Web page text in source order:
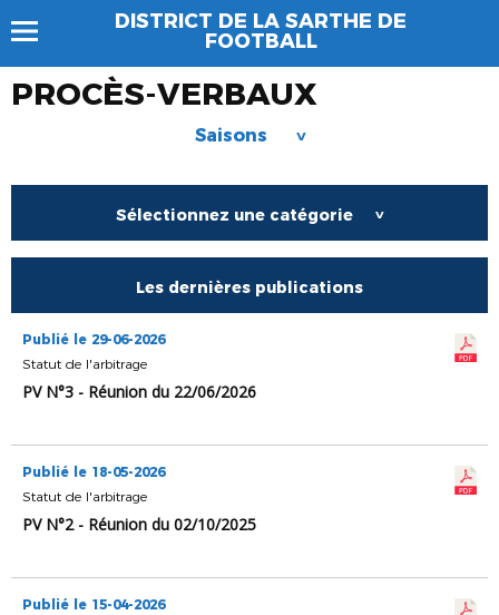
DISTRICT DE LA SARTHE DE
FOOTBALL
PROCÈS-VERBAUX
Saisons >
Sélectionnez une catégorie >
Les dernières publications
Publié le 29-06-2026
Statut de l'arbitrage
PV N°3 - Réunion du 22/06/2026
Publié le 18-05-2026
Statut de l'arbitrage
PV N°2 - Réunion du 02/10/2025
Publié le 15-04-2026